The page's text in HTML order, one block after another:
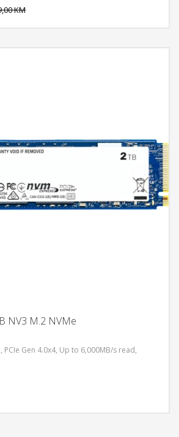
KM
NV3 M.2 NVMe
PCIe Gen 4.0x4, Up to 6,000MB/s read,